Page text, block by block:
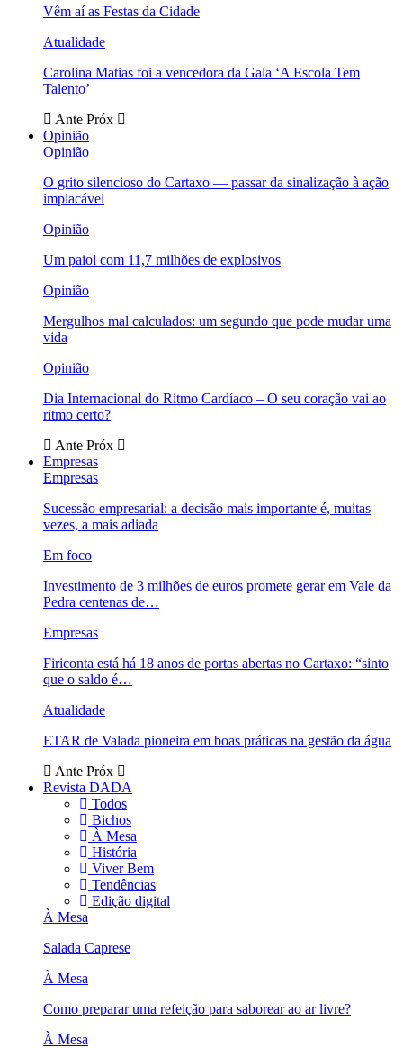
Vêm aí as Festas da Cidade
Atualidade
Carolina Matias foi a vencedora da Gala ‘A Escola Tem
Talento’
Ante Próx
Opinião
Opinião
O grito silencioso do Cartaxo — passar da sinalização à ação
implacável
Opinião
Um paiol com 11,7 milhões de explosivos
Opinião
Mergulhos mal calculados: um segundo que pode mudar uma
vida
Opinião
Dia Internacional do Ritmo Cardíaco – O seu coração vai ao
ritmo certo?
Ante Próx
Empresas
Empresas
Sucessão empresarial: a decisão mais importante é, muitas
vezes, a mais adiada
Em foco
Investimento de 3 milhões de euros promete gerar em Vale da
Pedra centenas de…
Empresas
Firiconta está há 18 anos de portas abertas no Cartaxo: “sinto
que o saldo é…
Atualidade
ETAR de Valada pioneira em boas práticas na gestão da água
Ante Próx
Revista DADA
Todos
Bichos
À Mesa
História
Viver Bem
Tendências
Edição digital
À Mesa
Salada Caprese
À Mesa
Como preparar uma refeição para saborear ao ar livre?
À Mesa